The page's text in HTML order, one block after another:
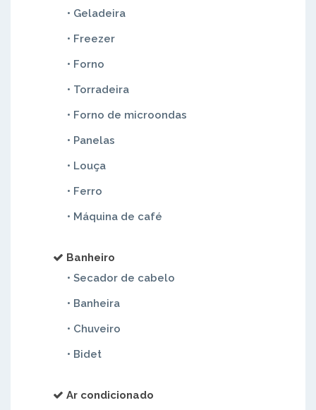
• Geladeira
• Freezer
• Forno
• Torradeira
• Forno de microondas
• Panelas
• Louça
• Ferro
• Máquina de café
Banheiro
• Secador de cabelo
• Banheira
• Chuveiro
• Bidet
Ar condicionado